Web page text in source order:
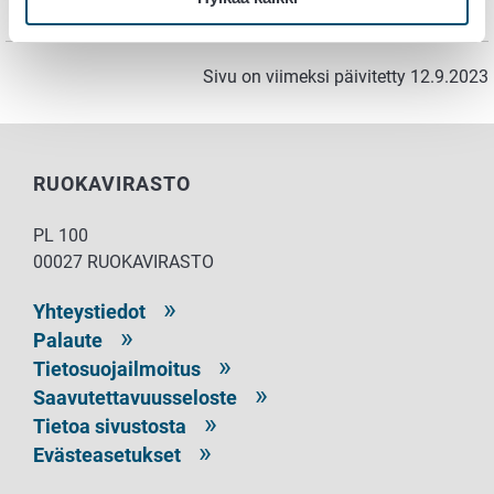
saaneen jopa vakavia myrkytyksiä.
Sivu on viimeksi päivitetty 12.9.2023
RUOKAVIRASTO
PL 100
00027 RUOKAVIRASTO
Yhteystiedot
Palaute
Tietosuojailmoitus
Saavutettavuusseloste
Tietoa sivustosta
Evästeasetukset